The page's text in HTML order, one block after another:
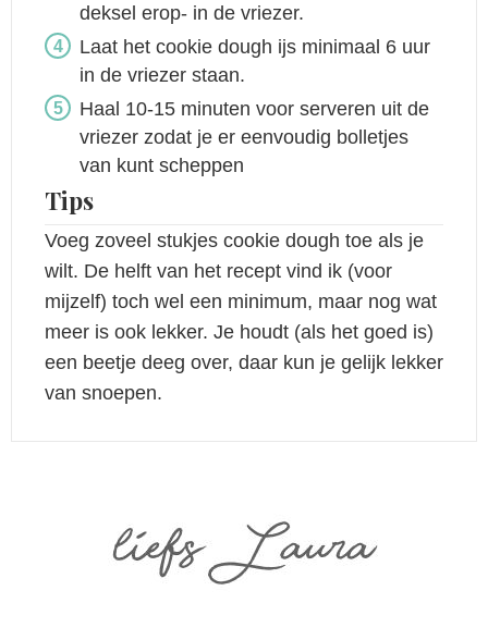
deksel erop- in de vriezer.
Laat het cookie dough ijs minimaal 6 uur
in de vriezer staan.
Haal 10-15 minuten voor serveren uit de
vriezer zodat je er eenvoudig bolletjes
van kunt scheppen
Tips
Voeg zoveel stukjes cookie dough toe als je
wilt. De helft van het recept vind ik (voor
mijzelf) toch wel een minimum, maar nog wat
meer is ook lekker. Je houdt (als het goed is)
een beetje deeg over, daar kun je gelijk lekker
van snoepen.